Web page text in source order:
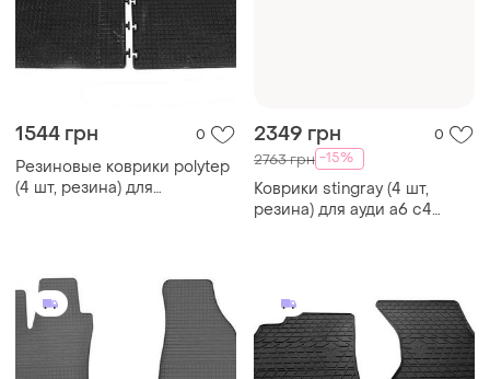
1544 грн 0
Резиновые коврики polytep
(4 шт, резина) для
2349 грн 0
2763 грн -15%
Коврики stingray (4 шт,
резина) для ауди a6 c4